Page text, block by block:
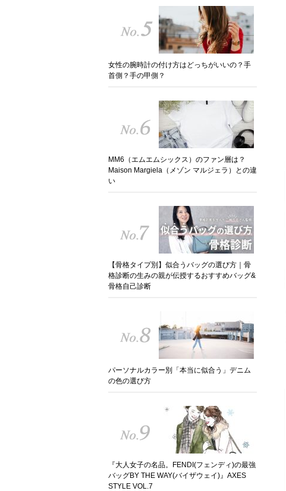
女性の腕時計の付け方はどっちがいいの？手
首側？手の甲側？
MM6（エムエムシックス）のファン層は？
Maison Margiela（メゾン マルジェラ）との違
い
【骨格タイプ別】似合うバッグの選び方｜骨
格診断の生みの親が伝授するおすすめバッグ&
骨格自己診断
パーソナルカラー別「本当に似合う」デニム
の色の選び方
『大人女子の名品。FENDI(フェンディ)の最強
バッグBY THE WAY(バイザウェイ)』AXES
STYLE VOL.7